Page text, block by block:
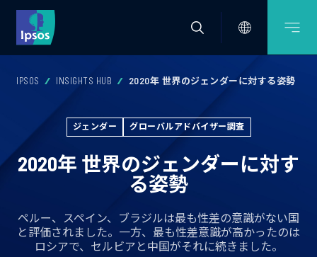
IPSOS INSIGHTS HUB 2020年 世界のジェンダーに対する姿勢
ジェンダー グローバルアドバイザー調査
2020年 世界のジェンダーに対す
る姿勢
ペルー、スペイン、ブラジルは最も性差の意識がない国
と評価されました。一方、最も性差意識が高かったのは
ロシアで、セルビアと中国がそれに続きました。